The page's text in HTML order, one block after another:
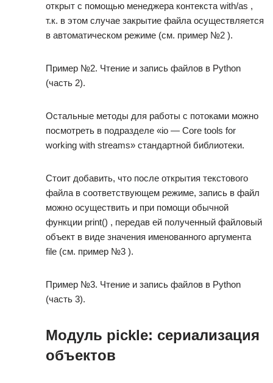
открыт с помощью менеджера контекста with/as ,
т.к. в этом случае закрытие файла осуществляется
в автоматическом режиме (см. пример №2 ).
Пример №2. Чтение и запись файлов в Python
(часть 2).
Остальные методы для работы с потоками можно
посмотреть в подразделе «io — Core tools for
working with streams» стандартной библиотеки.
Стоит добавить, что после открытия текстового
файла в соответствующем режиме, запись в файл
можно осуществить и при помощи обычной
функции print() , передав ей полученный файловый
объект в виде значения именованного аргумента
file (см. пример №3 ).
Пример №3. Чтение и запись файлов в Python
(часть 3).
Модуль pickle: сериализация
объектов